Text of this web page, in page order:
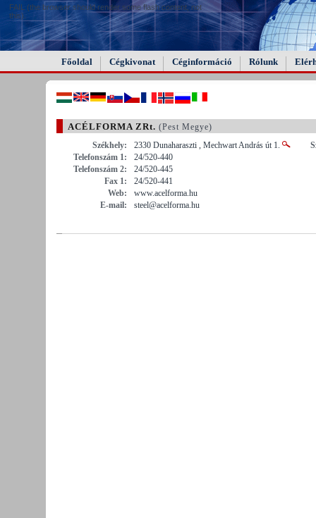
FAIL (the browser should render some flash content, not
this).
Főoldal Cégkivonat Céginformáció Rólunk
ACÉLFORMA ZRt. (Pest Megye)
Székhely:
2330 Dunaharaszti , Mechwart András út 1.
Telefonszám 1:
24/520-440
Telefonszám 2:
24/520-445
Fax 1:
24/520-441
Web:
www.acelforma.hu
E-mail:
steel@acelforma.hu